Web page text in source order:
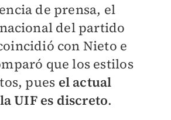
de prensa, el
del partido
con Nieto e
que los estilos
pues el actual
UIF es discreto.